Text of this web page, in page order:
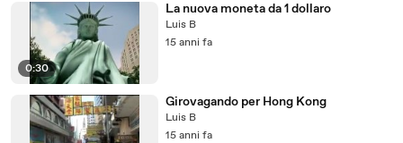
0:30
La nuova moneta da 1 dollaro
Luis B
15 anni fa
Girovagando per Hong Kong
Luis B
15 anni fa